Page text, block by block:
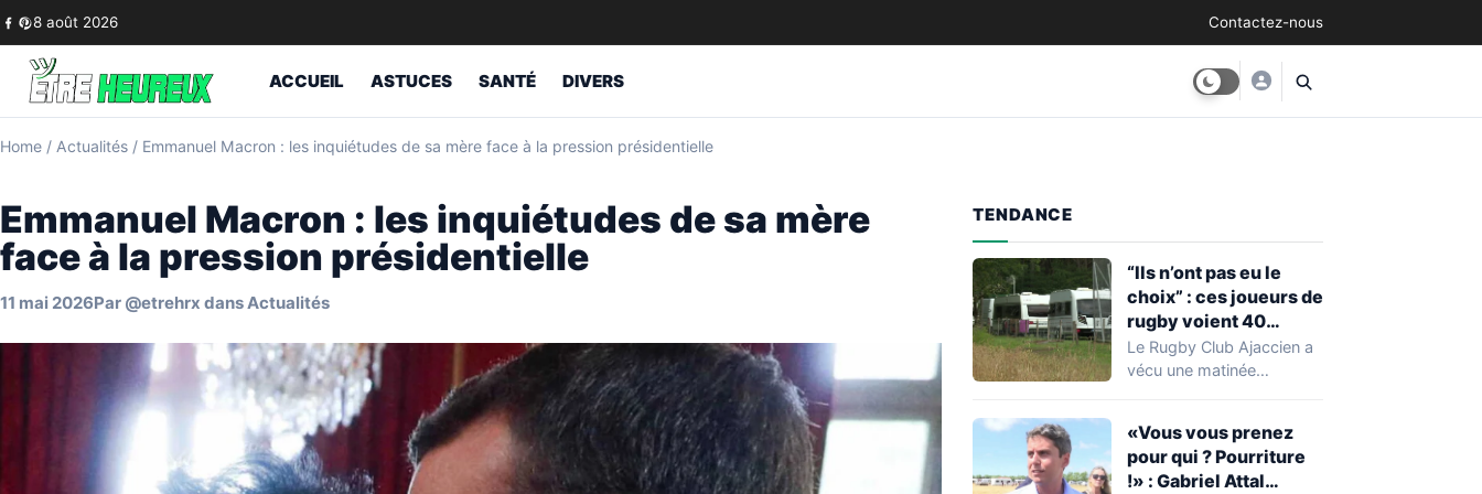
Skip to content
8 août 2026 Contactez-nous
ACCUEIL ASTUCES SANTÉ DIVERS
Home / Actualités / Emmanuel Macron : les inquiétudes de sa mère face à la pression présidentielle
Emmanuel Macron : les inquiétudes de sa mère
face à la pression présidentielle
11 mai 2026Par @etrehrx dansActualités
TENDANCE
“Ils n’ont pas eu le
choix” : ces joueurs de
rugby voient 40
caravanes de gens du
voyage s’installer
heure
Le Rugby Club Ajaccien a
vécu une matinée
découverte d'une…
«Vous vous prenez
pour qui ? Pourriture
!» : Gabriel Attal